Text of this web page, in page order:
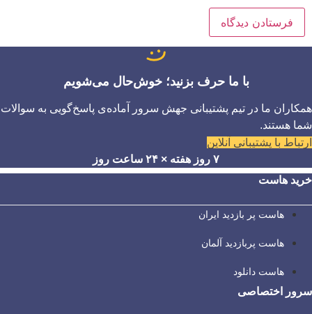
با ما حرف بزنید؛ خوش‌حال می‌شویم
همکاران ما در تیم پشتیبانی جهش سرور آماده‌ی پاسخ‌گویی به سوالات
شما هستند.
ارتباط با پشتیبانی آنلاین
۷ روز هفته × ۲۴ ساعت روز
خرید هاست
هاست پر بازدید ایران
هاست پربازدید آلمان
هاست دانلود
سرور اختصاصی